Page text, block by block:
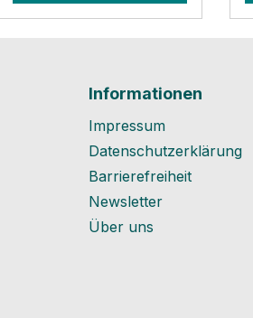
Informationen
Impressum
Datenschutzerklärung
Barrierefreiheit
Newsletter
Über uns